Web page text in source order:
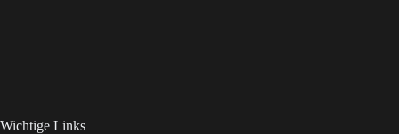
Wichtige Links